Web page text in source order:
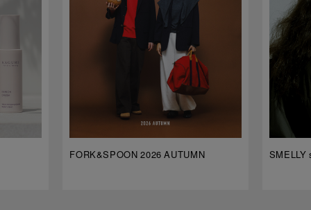
FORK&SPOON 2026 AUTUMN SMELLY